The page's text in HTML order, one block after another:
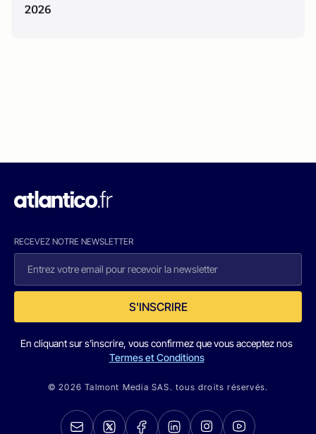
2026
RECEVEZ NOTRE NEWSLETTER
S'INSCRIRE
En cliquant sur s'inscrire, vous confirmez que vous acceptez nos
Termes et Conditions
© 2026 Talmont Media SAS. tous droits réservés.